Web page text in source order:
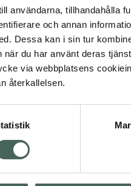
användarna, tillhandahålla
och annan
Dessa kan i sin tur
du har använt deras
via webbplatsens
återkallelsen.
Köp via ditt
Om recept och